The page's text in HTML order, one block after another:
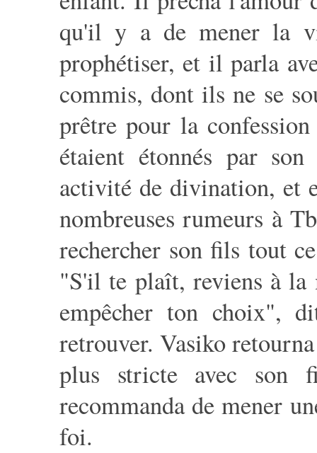
qu'il y a de mener la
prophétiser, et il parla
commis, dont ils ne se
prêtre pour la
étaient étonnés par
activité de divination, et
nombreuses rumeurs à
rechercher son fils tout
"S'il te plaît, reviens à la
empêcher ton choix",
retrouver. Vasiko
plus stricte avec son
recommanda de mener
foi.